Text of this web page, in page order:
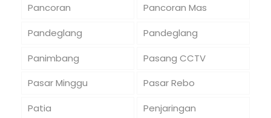
Pancoran
Pancoran Mas
Pandeglang
Pandeglang
Panimbang
Pasang CCTV
Pasar Minggu
Pasar Rebo
Patia
Penjaringan